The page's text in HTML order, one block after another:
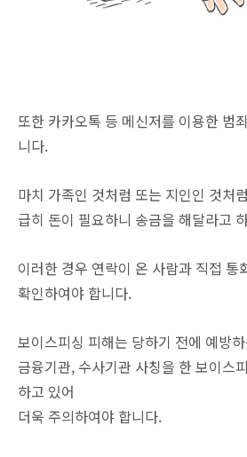
또한 카카오톡 등 메신저를 이용한 범
니다.
마치 가족인 것처럼 또는 지인인 것처
급히 돈이 필요하니 송금을 해달라고
이러한 경우 연락이 온 사람과 직접 통
확인하여야 합니다.
보이스피싱 피해는 당하기 전에 예방
금융기관, 수사기관 사칭을 한 보이스
하고 있어
더욱 주의하여야 합니다.